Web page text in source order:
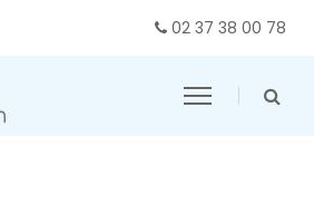
02 37 38 00 78